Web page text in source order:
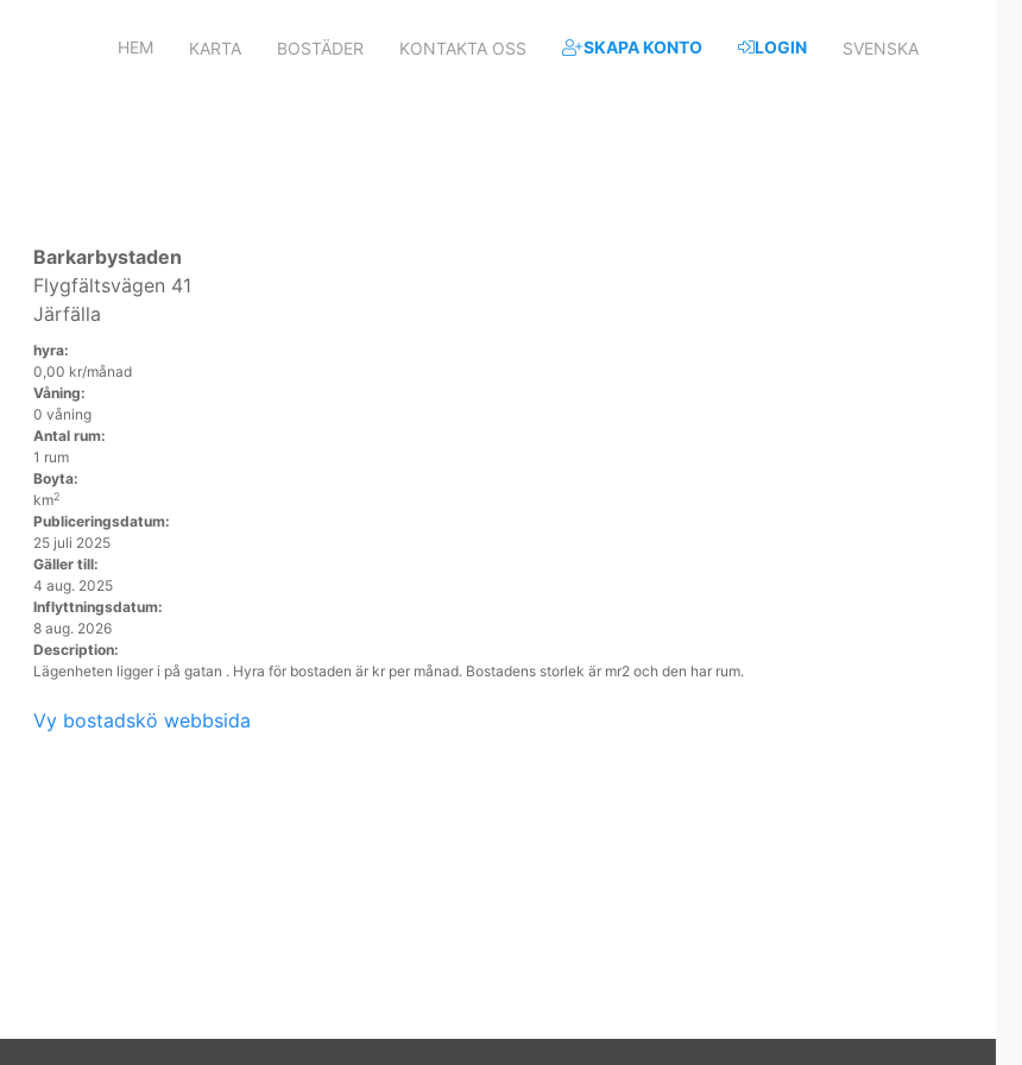
HEM KARTA BOSTÄDER KONTAKTA OSS SKAPA KONTO LOGIN SVENSKA
Barkarbystaden
Flygfältsvägen 41
Järfälla
hyra:
0,00 kr/månad
Våning:
0 våning
Antal rum:
1 rum
Boyta:
km2
Publiceringsdatum:
25 juli 2025
Gäller till:
4 aug. 2025
Inflyttningsdatum:
8 aug. 2026
Description:
Lägenheten ligger i på gatan . Hyra för bostaden är kr per månad. Bostadens storlek är mr2 och den har rum.
Vy bostadskö webbsida